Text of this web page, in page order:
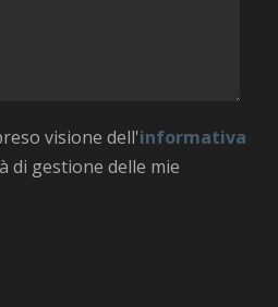
visione dell'informativa
di gestione delle mie